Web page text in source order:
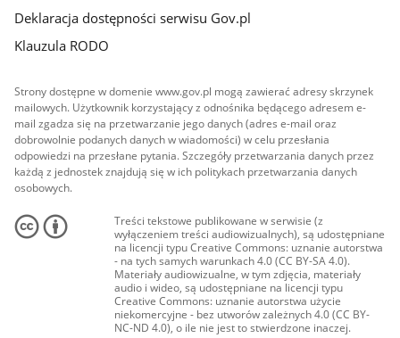
Deklaracja dostępności serwisu Gov.pl
Klauzula RODO
Strony dostępne w domenie www.gov.pl mogą zawierać adresy skrzynek
mailowych. Użytkownik korzystający z odnośnika będącego adresem e-
mail zgadza się na przetwarzanie jego danych (adres e-mail oraz
dobrowolnie podanych danych w wiadomości) w celu przesłania
odpowiedzi na przesłane pytania. Szczegóły przetwarzania danych przez
każdą z jednostek znajdują się w ich politykach przetwarzania danych
osobowych.
Treści tekstowe publikowane w serwisie (z
wyłączeniem treści audiowizualnych), są udostępniane
na licencji typu Creative Commons: uznanie autorstwa
- na tych samych warunkach 4.0 (CC BY-SA 4.0).
Materiały audiowizualne, w tym zdjęcia, materiały
audio i wideo, są udostępniane na licencji typu
Creative Commons: uznanie autorstwa użycie
niekomercyjne - bez utworów zależnych 4.0 (CC BY-
NC-ND 4.0), o ile nie jest to stwierdzone inaczej.